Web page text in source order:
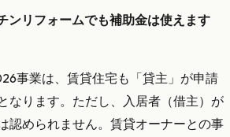
ンリフォームでも補助金は使えます
事業は、賃貸住宅も「貸主」が申請
なります。ただし、入居者（借主）が
認められません。賃貸オーナーとの事